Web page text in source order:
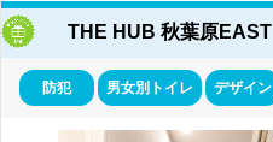
THE HUB 秋葉原EAST
防犯 男女別トイレ デザイン